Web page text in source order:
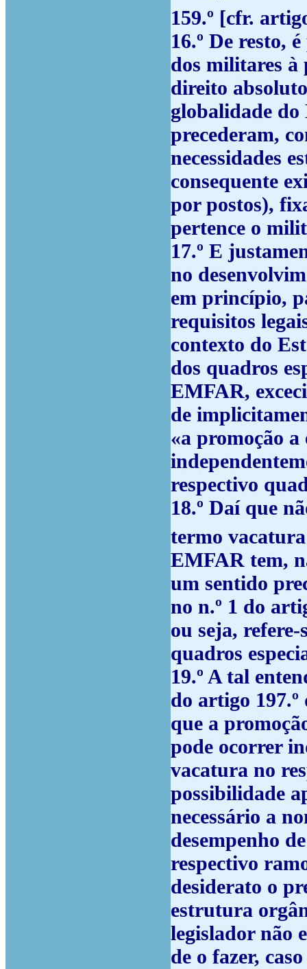
159.º [cfr.
16.º De resto,
dos militares à
direito
globalidade do
precederam,
necessidades
consequente
por postos),
pertence o
17.º E
no
em princípio,
requisitos
contexto do
dos quadros
EMFAR,
de
«a promoção
respectivo
18.º Daí que
termo
EMFAR tem,
um sentido
no n.º 1 do
ou seja, refere-
quadros
19.º A tal
do artigo
que a
pode ocorrer
vacatura no
possibilidade
necessário a
desempenho
respectivo
desiderato o
estrutura
legislador não
de o fazer,